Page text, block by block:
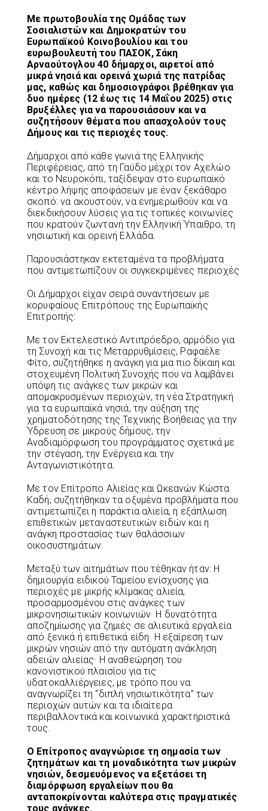
Mε πρωτοβουλία της Ομάδας των
Σοσιαλιστών και Δημοκρατών του
Ευρωπαϊκού Κοινοβουλίου και του
ευρωβουλευτή του ΠΑΣΟΚ, Σάκη
Αρναούτογλου 40 δήμαρχοι, αιρετοί από
μικρά νησιά και ορεινά χωριά της πατρίδας
μας, καθώς και δημοσιογράφοι βρέθηκαν για
δυο ημέρες (12 έως τις 14 Μαΐου 2025) στις
Βρυξέλλες για να παρουσιάσουν και να
συζητήσουν θέματα που απασχολούν τους
Δήμους και τις περιοχές τους.
Δήμαρχοι από κάθε γωνιά της Ελληνικής
Περιφέρειας, από τη Γαύδο μέχρι τον Αχελώο
και το Νευροκόπι, ταξίδεψαν στο ευρωπαϊκό
κέντρο λήψης αποφάσεων με έναν ξεκάθαρο
σκοπό: να ακουστούν, να ενημερωθούν και να
διεκδικήσουν λύσεις για τις τοπικές κοινωνίες
που κρατούν ζωντανή την Ελληνική Ύπαιθρο, τη
νησιωτική και ορεινή Ελλάδα.
Παρουσιάστηκαν εκτεταμένα τα προβλήματα
που αντιμετωπίζουν οι συγκεκριμένες περιοχές
Οι Δήμαρχοι είχαν σειρά συναντήσεων με
κορυφαίους Επιτρόπους της Ευρωπαϊκής
Επιτροπής:
Με τον Εκτελεστικό Αντιπρόεδρο, αρμόδιο για
τη Συνοχή και τις Μεταρρυθμίσεις, Ραφαέλε
Φίτο, συζητήθηκε η ανάγκη για μια πιο δίκαιη και
στοχευμένη Πολιτική Συνοχής που να λαμβάνει
υπόψη τις ανάγκες των μικρών και
απομακρυσμένων περιοχών, τη νέα Στρατηγική
για τα ευρωπαϊκά νησιά, την αύξηση της
χρηματοδότησης της Τεχνικής Βοήθειας για την
Ύδρευση σε μικρούς δήμους, την
Αναδιαμόρφωση του προγράμματος σχετικά με
την στέγαση, την Ενέργεια και την
Ανταγωνιστικότητα.
Με τον Επίτροπο Αλιείας και Ωκεανών Κώστα
Καδή, συζητήθηκαν τα οξυμένα προβλήματα που
αντιμετωπίζει η παράκτια αλιεία, η εξάπλωση
επιθετικών μεταναστευτικών ειδών και η
ανάγκη προστασίας των θαλάσσιων
οικοσυστημάτων.
Μεταξύ των αιτημάτων που τέθηκαν ήταν: Η
δημιουργία ειδικού Ταμείου ενίσχυσης για
περιοχές με μικρής κλίμακας αλιεία,
προσαρμοσμένου στις ανάγκες των
μικρονησιωτικών κοινωνιών· Η δυνατότητα
αποζημίωσης για ζημιές σε αλιευτικά εργαλεία
από ξενικά ή επιθετικά είδη· Η εξαίρεση των
μικρών νησιών από την αυτόματη ανάκληση
αδειών αλιείας· Η αναθεώρηση του
κανονιστικού πλαισίου για τις
υδατοκαλλιέργειες, με τρόπο που να
αναγνωρίζει τη “διπλή νησιωτικότητα” των
περιοχών αυτών και τα ιδιαίτερα
περιβαλλοντικά και κοινωνικά χαρακτηριστικά
τους.
Ο Επίτροπος αναγνώρισε τη σημασία των
ζητημάτων και τη μοναδικότητα των μικρών
νησιών, δεσμευόμενος να εξετάσει τη
διαμόρφωση εργαλείων που θα
ανταποκρίνονται καλύτερα στις πραγματικές
τους ανάγκες.